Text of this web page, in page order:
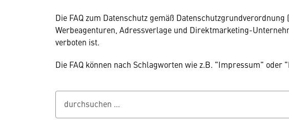
Die FAQ zum Datenschutz gemäß Datenschutzgrundverordnung
Werbeagenturen, Adressverlage und Direktmarketing-
verboten ist.
Die FAQ können nach Schlagworten wie z.B. "Impressum"
durchsuchen ...